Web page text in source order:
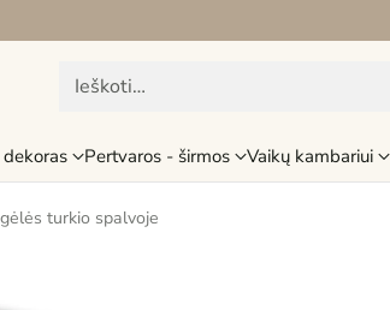
Ieškoti…
dekoras Pertvaros - širmos Vaikų kambariui
turkio spalvoje